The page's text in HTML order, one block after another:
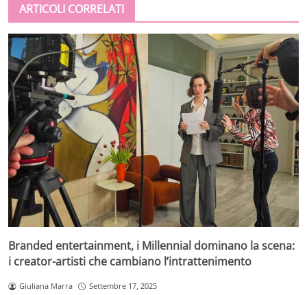
ARTICOLI CORRELATI
Branded entertainment, i Millennial dominano la scena:
i creator-artisti che cambiano l’intrattenimento
Giuliana Marra Settembre 17, 2025